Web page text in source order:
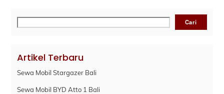
Cari Cari
Artikel Terbaru
Sewa Mobil Stargazer Bali
Sewa Mobil BYD Atto 1 Bali